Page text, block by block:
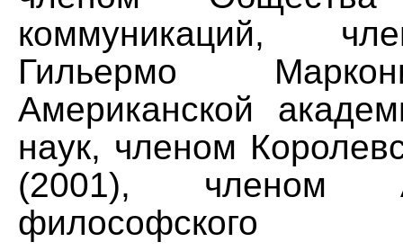
коммуникаций,
Гильермо
Американской
наук, членом
(2001), членом
философского